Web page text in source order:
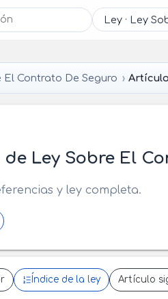
El Contrato De Seguro
Ley Sobre El
y ley completa.
Índice de la ley Artículo